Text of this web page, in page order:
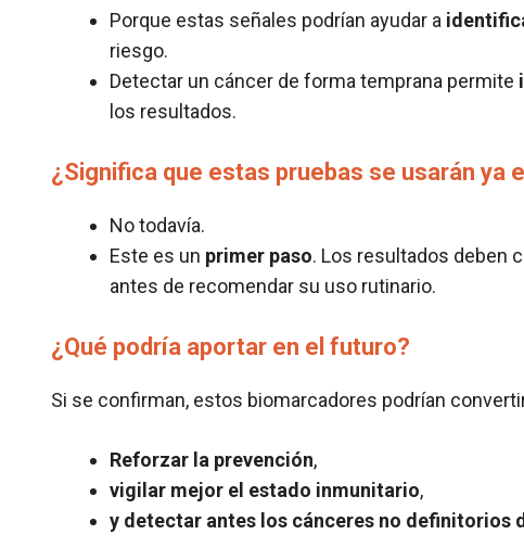
Porque estas señales podrían ayudar a
riesgo.
Detectar un cáncer de forma temprana permite
los resultados.
¿Significa que estas pruebas se usarán ya
No todavía.
Este es un primer paso. Los resultados deben
antes de recomendar su uso rutinario.
¿Qué podría aportar en el futuro?
Si se confirman, estos biomarcadores podrían
Reforzar la prevención,
vigilar mejor el estado inmunitario,
y detectar antes los cánceres no definitorios